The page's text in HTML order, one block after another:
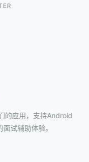
的应用，支持Android
试辅助体验。